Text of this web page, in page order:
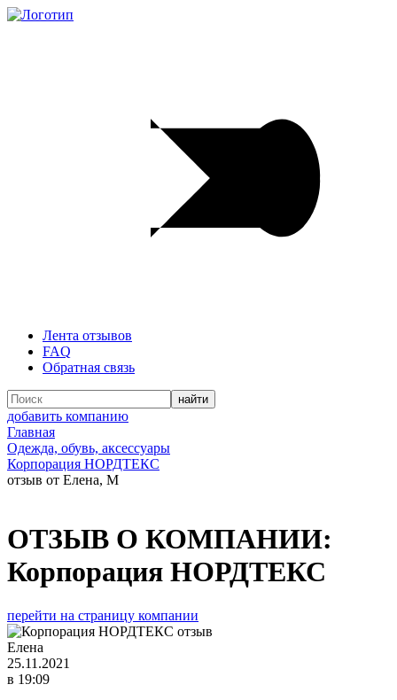
Лента отзывов
FAQ
Обратная связь
добавить компанию
Главная
Одежда, обувь, аксессуары
Корпорация НОРДТЕКС
отзыв от Елена, М
ОТЗЫВ О КОМПАНИИ:
Корпорация НОРДТЕКС
перейти на страницу компании
Елена
25.11.2021
в 19:09